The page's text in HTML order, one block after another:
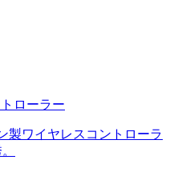
ローラー
製ワイヤレスコントローラ